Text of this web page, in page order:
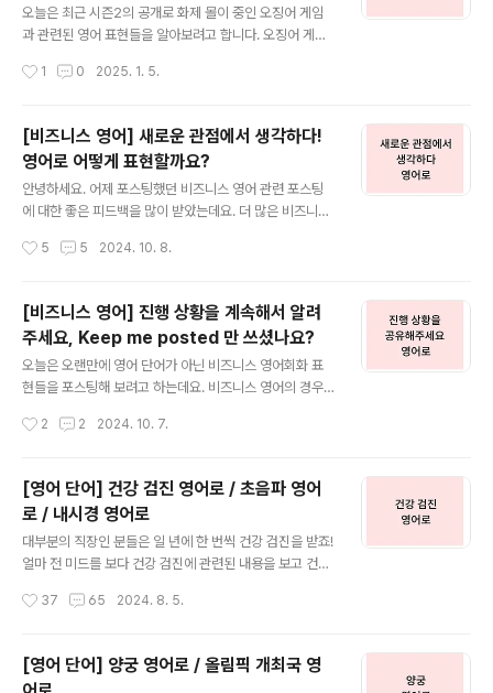
기 등의 영어 표현을 먼저 보시고 오시는 것을 추천드립니
다. [영어 단어] 오징어 게임 영어, 오징어 게임 한국 놀이
게임과 관련된 영어 표현들을 알아보려고 합니다. 오징어
오늘은 최근 시즌2의 공개로 화제 몰이 중인 오징어 게임
과 관련된 영어 표현들을 알아보려고 합니다. 오징어 게임
외국인 친구나 혹은 영어로 대화할 기회가 있다면 오징어
오징어 게임 영어, 오징어 게임에서 등장하는 다양한 한국
전통 놀이들을 영어로 어떻게 표현하는지 알아보겠습니
다. 1. 오징어 게임 영어로 오징어 게임은 황동혁 감독이
제작한 대한민국의 생존 드라마 시리즈로, 2021년 9월 넷
플릭스를 통해 공개되었으며, 재정적 어려움을 겪고 있는
이 게임을 플레이하는 심플한 스토리지만, 게임에서 패배
1 0 2025. 1. 5.
[비즈니스 영어] 새로운 관점에서 생각하다!
영어로 어떻게 표현할까요?
안녕하세요. 어제 포스팅했던 비즈니스 영어 관련 포스팅
에 대한 좋은 피드백을 많이 받았는데요. 더 많은 비즈니스
오늘도 비즈니스 영어 관련 표현을 준비해 보았습니다. 오
는 표현들 다섯 가지로 구성해 보았으니 예문과 함께 익혀
두시고 많이 많이 사용하세요! 어제 포스팅을 못 보신 분들
은 어제 포스팅은 정말 가장 많이 쓰이는 비즈니스 영어 표
현들로만 구성되어 있으니 꼭 먼저 보신 후에 이번 포스팅
을 보시기를 추천드립니다! >> [비즈니스 영어] 진행 상황
속해서 알려주세요, Keep me posted 만 쓰셨나요?오
5 5 2024. 10. 8.
[비즈니스 영어] 진행 상황을 계속해서 알려
주세요, Keep me posted 만 쓰셨나요?
오늘은 오랜만에 영어 단어가 아닌 비즈니스 영어회화 표
현들을 포스팅해 보려고 하는데요. 비즈니스 영어의 경우
부가 필요할 만큼 새로운 표현들이 많아 영어를 잘하시는
보겠습니다. 오늘은 비즈니스 영어에서 가장 많이 사용되
는 표현 TOP5를 뽑아봤습니다. 제목에도 쓰인 진행 상황
을 계속해서 알려주세요 라는 표현, 흔히 Keep me post
ed라는 표현을 많이 쓰시고 또 떠올리셨을 텐데요. 직장에
는데요! 무엇인지 아래 표현들에서 찾아보시고 직장에서
2 2 2024. 10. 7.
[영어 단어] 건강 검진 영어로 / 초음파 영어
로 / 내시경 영어로
대부분의 직장인 분들은 일 년에 한 번씩 건강 검진을 받죠!
얼마 전 미드를 보다 건강 검진에 관련된 내용을 보고 건강
각이 들었는데요. 오늘은 건강 검진 영어로 어떻게 표현하
로 건강 검진은 영어로 'medical checkup', 'health ch
37 65 2024. 8. 5.
[영어 단어] 양궁 영어로 / 올림픽 개최국 영